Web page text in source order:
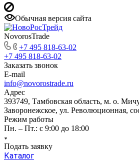
Обычная версия сайта
NovorosTrade
+7 495 818-63-02
+7 495 818-63-02
Заказать звонок
E-mail
info@novorostrade.ru
Адрес
393749, Тамбовская область, м. о.
Заворонежское, ул. Революционная,
Режим работы
Пн. – Пт.: с 9:00 до 18:00
Подать заявку
Каталог